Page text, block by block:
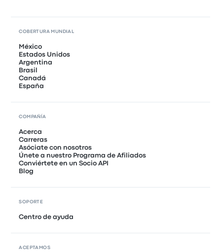
COBERTURA MUNDIAL
México
Estados Unidos
Argentina
Brasil
Canadá
España
COMPAÑÍA
Acerca
Carreras
Asóciate con nosotros
Únete a nuestro Programa de Afiliados
Conviértete en un Socio API
Blog
SOPORTE
Centro de ayuda
ACEPTAMOS